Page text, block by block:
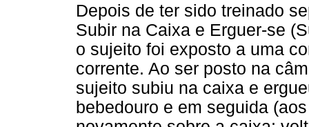
Depois de ter sido treinado
Subir na Caixa e Erguer-se
o sujeito foi exposto a uma
corrente. Ao ser posto na
sujeito subiu na caixa e
bebedouro e em seguida